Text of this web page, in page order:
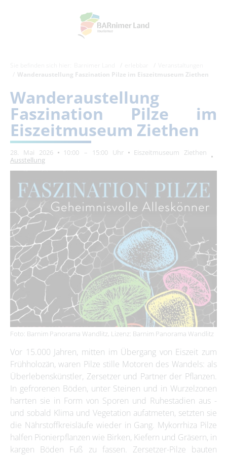
Wanderaustellung Faszination Pilze im Eiszeitmuseum Ziethen
Wanderaustellung
Faszination Pilze im
Eiszeitmuseum Ziethen
28. Mai 2026 10:00 – 15:00 Uhr
Eiszeitmuseum Ziethen
Ausstellung
Foto: Barnim Panorama Wandlitz, Lizenz: Barnim Panorama Wandlitz
Vor 15.000 Jahren, mitten im Übergang von Eiszeit zum
Frühholozän, waren Pilze stille Motoren des Wandels: als
Überlebenskünstler, Zersetzer und Partner der Pflanzen.
In gefrorenen Böden, unter Steinen und in Wurzelzonen
harrten sie in Form von Sporen und Ruhestadien aus -
und sobald Klima und Vegetation aufatmeten, setzten sie
die Nährstoffkreisläufe wieder in Gang. Mykorrhiza Pilze
halfen Pionierpflanzen wie Birken, Kiefern und Gräsern, in
kargen Böden Fuß zu fassen. Zersetzer-Pilze bauten